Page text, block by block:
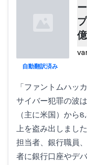
自動翻訳済み
「ファントムハッ
サイバー犯罪の波
（主に米国）から
上を盗み出しまし
担当者、銀行職員
者に銀行口座やデ